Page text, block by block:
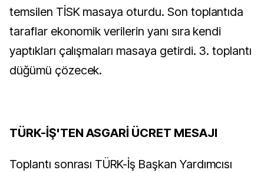
temsilen TİSK masaya oturdu. Son toplantıda
taraflar ekonomik verilerin yanı sıra kendi
yaptıkları çalışmaları masaya getirdi. 3. toplantı
düğümü çözecek.
TÜRK-İŞ'TEN ASGARİ ÜCRET MESAJI
Toplantı sonrası TÜRK-İş Başkan Yardımcısı